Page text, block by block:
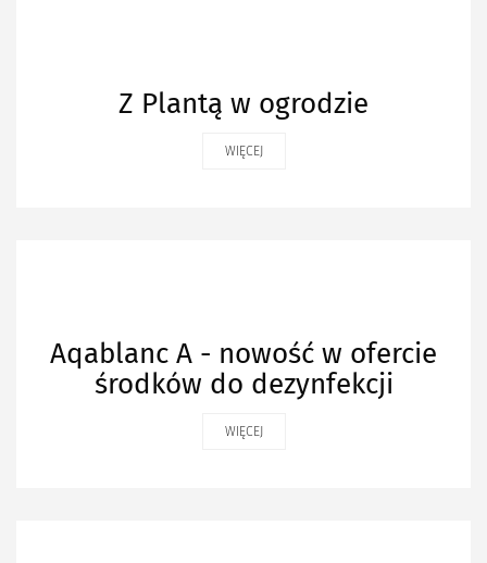
Z Plantą w ogrodzie
WIĘCEJ
Aqablanc A - nowość w ofercie
środków do dezynfekcji
WIĘCEJ